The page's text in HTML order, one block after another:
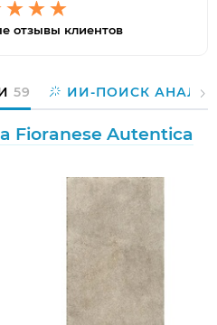
отзывы клиентов
59 ИИ-ПОИСК
Fioranese Autentica